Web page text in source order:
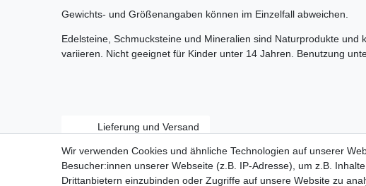
Gewichts- und Größenangaben können im Einzelfall abweichen.
Edelsteine, Schmucksteine und Mineralien sind Naturprodukte und
variieren. Nicht geeignet für Kinder unter 14 Jahren. Benutzung
Lieferung und Versand
Wir verwenden Cookies und ähnliche Technologien auf unserer
Besucher:innen unserer Webseite (z.B. IP-Adresse), um z.B.
Drittanbietern einzubinden oder Zugriffe auf unsere Website zu